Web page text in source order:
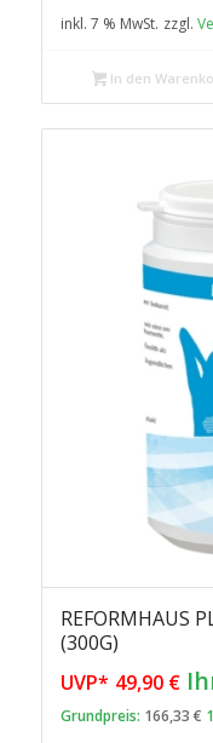
inkl. 7 % MwSt. zzgl.
In den
REFORMHAUS
(300G)
UVP* 49,90 €
Grundpreis: 166,33 €